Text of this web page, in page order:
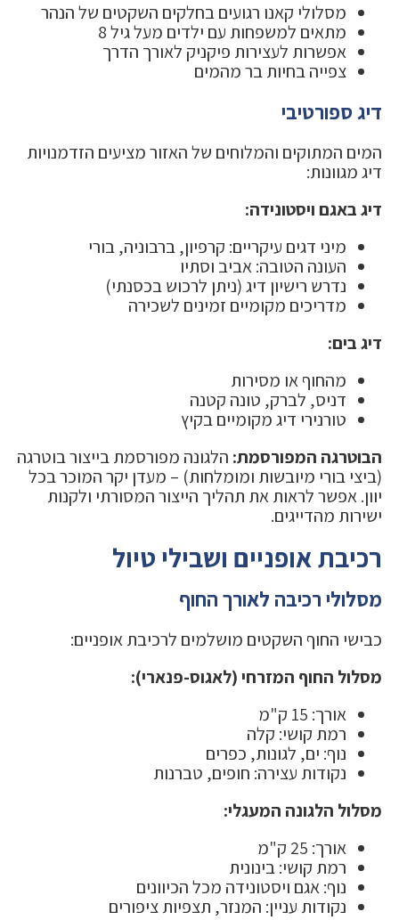
מסלולי קאנו רגועים בחלקים השקטים של הנהר
מתאים למשפחות עם ילדים מעל גיל 8
אפשרות לעצירות פיקניק לאורך הדרך
צפייה בחיות בר מהמים
דיג ספורטיבי
המים המתוקים והמלוחים של האזור מציעים הזדמנויות
דיג מגוונות:
דיג באגם ויסטונידה:
מיני דגים עיקריים: קרפיון, ברבוניה, בורי
העונה הטובה: אביב וסתיו
נדרש רישיון דיג (ניתן לרכוש בכסנתי)
מדריכים מקומיים זמינים לשכירה
דיג בים:
מהחוף או מסירות
דניס, לברק, טונה קטנה
טורנירי דיג מקומיים בקיץ
הבוטרגה המפורסמת: הלגונה מפורסמת בייצור בוטרגה
(ביצי בורי מיובשות ומומלחות) – מעדן יקר המוכר בכל
יוון. אפשר לראות את תהליך הייצור המסורתי ולקנות
ישירות מהדייגים.
רכיבת אופניים ושבילי טיול
מסלולי רכיבה לאורך החוף
כבישי החוף השקטים מושלמים לרכיבת אופניים:
מסלול החוף המזרחי (לאגוס-פנארי):
אורך: 15 ק"מ
רמת קושי: קלה
נוף: ים, לגונות, כפרים
נקודות עצירה: חופים, טברנות
מסלול הלגונה המעגלי:
אורך: 25 ק"מ
רמת קושי: בינונית
נוף: אגם ויסטונידה מכל הכיוונים
נקודות עניין: המנזר, תצפיות ציפורים